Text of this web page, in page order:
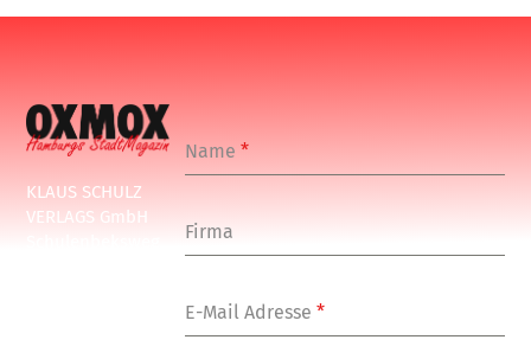
KLAUS SCHULZ
VERLAGS GmbH
Name*
Firma
E-Mail Adresse*